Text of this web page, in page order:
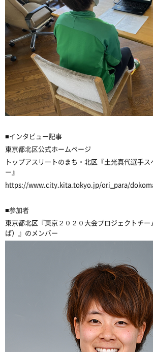
■インタビュー記事
東京都北区公式ホームページ
トップアスリートのまち・北区『土光真代選手
ー』
https://www.city.kita.tokyo.jp/ori_para/
■参加者
東京都北区『東京２０２０大会プロジェクトチ
ぱ）』のメンバー